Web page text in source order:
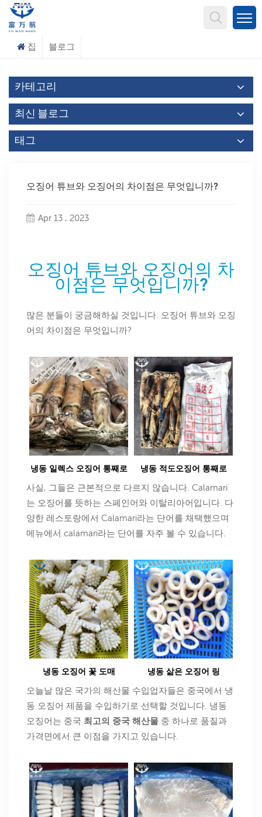
집 블로그
카테고리
최신 블로그
태그
오징어 튜브와 오징어의 차이점은 무엇입니까?
Apr 13 , 2023
오징어 튜브와 오징어의 차
이점은 무엇입니까?
많은 분들이 궁금해하실 것입니다. 오징어 튜브와 오징
어의 차이점은 무엇입니까?
냉동 일렉스 오징어 통째로 냉동 적도오징어 통째로
사실, 그들은 근본적으로 다르지 않습니다. Calamari
는 오징어를 뜻하는 스페인어와 이탈리아어입니다. 다
양한 레스토랑에서 Calamari라는 단어를 채택했으며
메뉴에서 calamari라는 단어를 자주 볼 수 있습니다.
냉동 오징어 꽃 도매 냉동 삶은 오징어 링
오늘날 많은 국가의 해산물 수입업자들은 중국에서 냉
동 오징어 제품을 수입하기로 선택할 것입니다. 냉동
오징어는 중국 최고의 중국 해산물 중 하나로 품질과
가격면에서 큰 이점을 가지고 있습니다.